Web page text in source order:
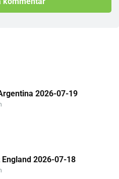
2026-07-19
England 2026-07-18